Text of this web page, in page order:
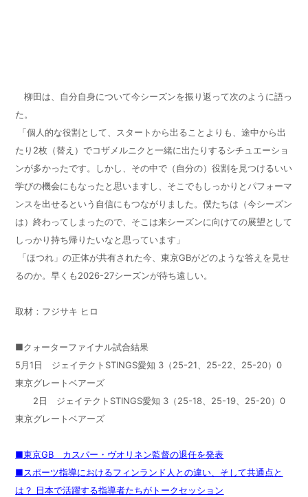
柳田は、自分自身について今シーズンを振り返って次のように語っ
た。
「個人的な役割として、スタートから出ることよりも、途中から出
たり 2枚（替え）でコザメルニクと一緒に出たりするシチュエーショ
ンが多かったです。しかし、その中で（自分の）役割を見つけるいい
学びの機会にもなったと思いますし、そこでもしっかりとパフォーマ
ンスを出せるという自信にもつながりました。僕たちは（今シーズン
は）終わってしまったので、そこは来シーズンに向けての展望として
しっかり持ち帰りたいなと思っています」
「ほつれ」の正体が共有された今、東京GBがどのような答えを見せ
るのか。早くも2026-27シーズンが待ち遠しい。
取材：フジサキ ヒロ
■クォーターファイナル試合結果
5月1日 ジェイテクト STINGS愛知 3 （25-21、 25-22、 25-20）0
東京グレートベアーズ
2日 ジェイテクト STINGS愛知 3 （25-18、 25-19、 25-20）0
東京グレートベアーズ
■東京GB カスパー・ヴオリネン監督の退任を発表
■スポーツ指導におけるフィンランド人との違い、そして共通点と
は？ 日本で活躍する指導者たちがトークセッション